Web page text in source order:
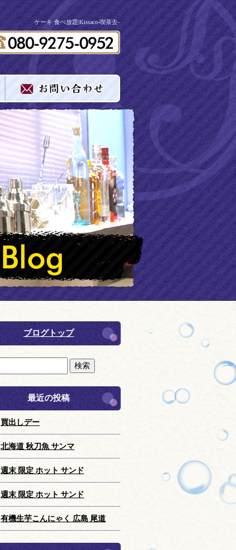
ケーキ 食べ放題|Kissaco-喫茶去-
ブログトップ
最近の投稿
買出しデー
北海道 秋刀魚 サンマ
週末 限定 ホット サンド
週末 限定 ホット サンド
有機生芋こんにゃく 広島 尾道